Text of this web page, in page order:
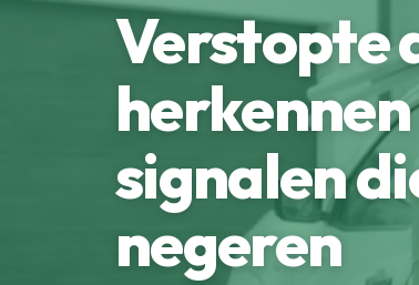
Verstopte
signalen
negeren